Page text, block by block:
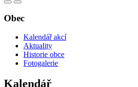
Obec
Kalendář akcí
Aktuality
Historie obce
Fotogalerie
Kalendář